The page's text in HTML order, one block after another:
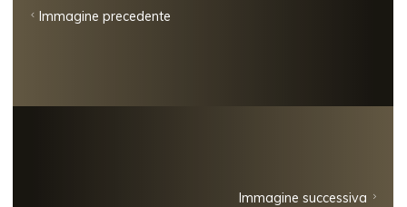
Immagine precedente
Immagine successiva